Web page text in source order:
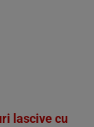
lascive cu